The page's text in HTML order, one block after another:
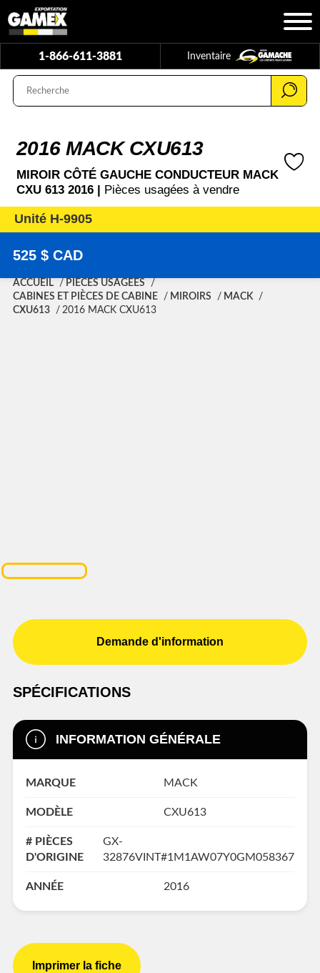
1-866-611-3881 Inventaire
2016 MACK CXU613
MIROIR CÔTÉ GAUCHE CONDUCTEUR MACK
CXU 613 2016 | Pièces usagées à vendre
Unité H-9905
525 $ CAD
ACCUEIL
PIÈCES USAGÉES
CABINES ET PIÈCES DE CABINE
MIROIRS
MACK
CXU613
2016 MACK CXU613
Demande d'information
SPÉCIFICATIONS
INFORMATION GÉNÉRALE
MARQUE MACK
MODÈLE CXU613
# PIÈCES
D'ORIGINE
GX-
32876VINT#1M1AW07Y0GM058367
ANNÉE 2016
Imprimer la fiche